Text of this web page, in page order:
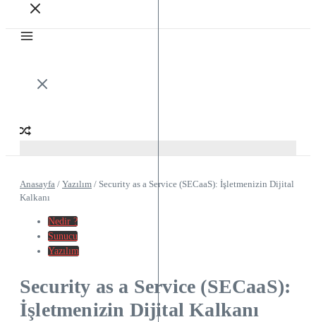
Anasayfa / Yazılım / Security as a Service (SECaaS): İşletmenizin Dijital
Kalkanı
Nedir ?
Sunucu
Yazılım
Security as a Service (SECaaS):
İşletmenizin Dijital Kalkanı